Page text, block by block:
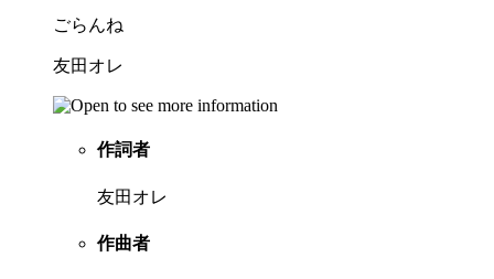
ごらんね
友田オレ
作詞者
友田オレ
作曲者